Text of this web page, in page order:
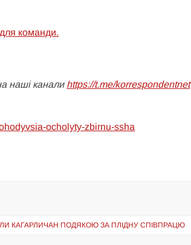
команди.
наші канали https://t.me/korrespondentnet
ocholyty-zbirnu-ssha
КАГАРЛИЧАН ПОДЯКОЮ ЗА ПЛІДНУ СПІВПРАЦЮ